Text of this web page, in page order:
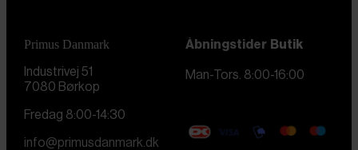
Primus Danmark
Industrivej 51
7080 Børkop
Åbningstider Butik
Man-Tors. 8:00-16:00
Fredag 8:00-14:30
info@primusdanmark.dk